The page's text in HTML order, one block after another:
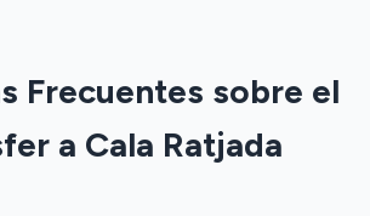
Frecuentes sobre el
a Cala Ratjada